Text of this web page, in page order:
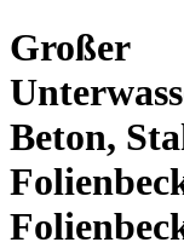
Großer
Beton,